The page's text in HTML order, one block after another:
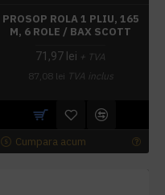
PROSOP ROLA 1 PLIU, 165
M, 6 ROLE / BAX SCOTT
71,97 lei + TVA
87,08 lei TVA inclus
Cumpara acum